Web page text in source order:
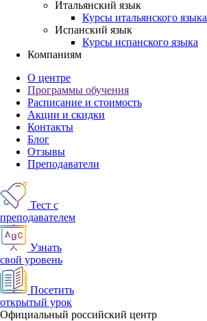
Итальянский язык
Курсы итальянского языка
Испанский язык
Курсы испанского языка
Компаниям
О центре
Программы обучения
Расписание и стоимость
Акции и скидки
Контакты
Блог
Отзывы
Преподаватели
Тест с
преподавателем
Узнать
свой уровень
Посетить
открытый урок
Официальный российский центр